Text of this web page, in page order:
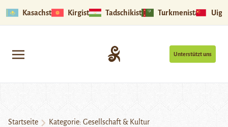
Kasachstan Kirgistan Tadschikistan Turkmenistan
Unterstützt uns
Startseite Kategorie: Gesellschaft & Kultur